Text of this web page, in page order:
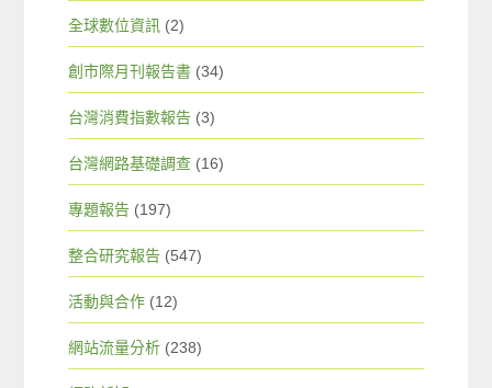
全球數位資訊 (2)
創市際月刊報告書 (34)
台灣消費指數報告 (3)
台灣網路基礎調查 (16)
專題報告 (197)
整合研究報告 (547)
活動與合作 (12)
網站流量分析 (238)